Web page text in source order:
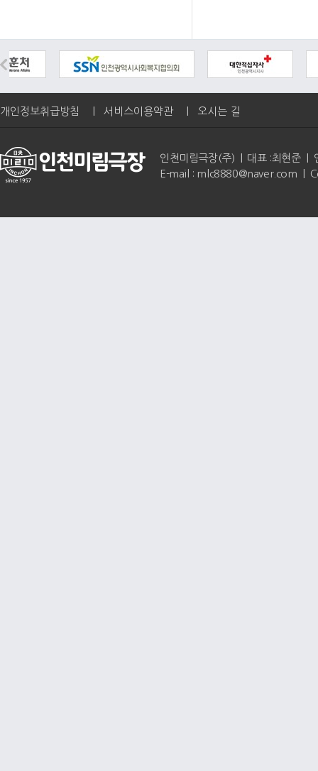
개인정보취급방침 서비스이용약관 오시는 길
인천미림극장(주) | 대표 :최현준 |
E-mail : mlc8880@naver.com |